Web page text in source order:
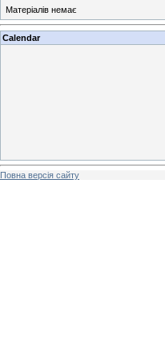
Матеріалів немає
Calendar
Повна версія сайту